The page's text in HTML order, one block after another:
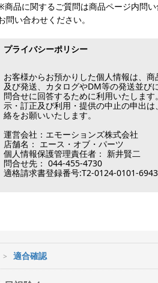
商品に関するご質問は商品ページ内問い
問い合わせください。
プライバシーポリシー
お客様からお預かりした個人情報は、
及び発送、カタログやDM等の発送並び
問合せに回答するために利用いたします
示・訂正及び利用・提供の中止の申出は
絡をお願いいたします。
運営会社：エモーションズ株式会社
店舗名： エース・オブ・パーツ
個人情報保護管理責任者： 新井賢二
問合せ先： 044-455-4730
適格請求書登録番号:T2-0124-0101-6943
適合確認